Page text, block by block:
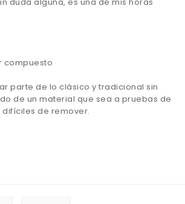
compuesto
parte de lo clásico y tradicional sin
de un material que sea a pruebas de
de remover.